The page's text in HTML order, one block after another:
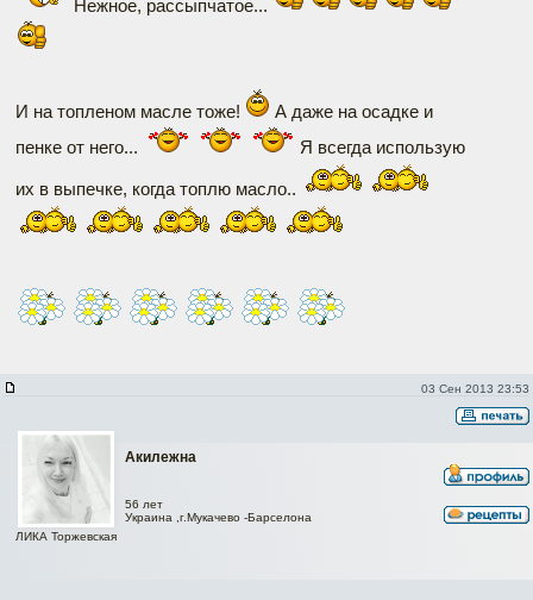
Нежное, рассыпчатое...
И на топленом масле тоже!
А даже на осадке и
пенке от него...
Я всегда использую
их в выпечке, когда топлю масло..
03 Сен 2013 23:53
Акилежна
ЛИКА Торжевская
56 лет
Украина ,г.Мукачево -Барселона